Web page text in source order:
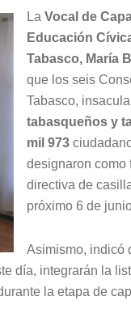
La Vocal de
Educación
Tabasco, María
que los seis
Tabasco,
tabasqueños y
mil 973
designaron como
directiva de
próximo 6 de
Asimismo, indicó
día, integrarán la
la etapa de